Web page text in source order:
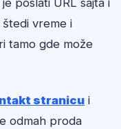
poslati URL sajta i
vreme i
tamo gde može
stranicu i
odmah proda